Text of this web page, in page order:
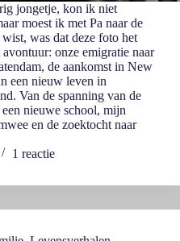
jongetje, kon ik niet
moest ik met Pa naar de
was dat deze foto het
onze emigratie naar
de aankomst in New
een nieuw leven in
Van de spanning van de
nieuwe school, mijn
en de zoektocht naar
1 reactie